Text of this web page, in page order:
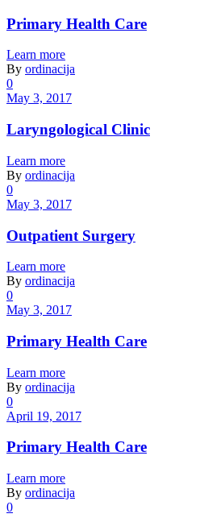
Primary Health Care
Learn more
By ordinacija
0
May 3, 2017
Laryngological Clinic
Learn more
By ordinacija
0
May 3, 2017
Outpatient Surgery
Learn more
By ordinacija
0
May 3, 2017
Primary Health Care
Learn more
By ordinacija
0
April 19, 2017
Primary Health Care
Learn more
By ordinacija
0